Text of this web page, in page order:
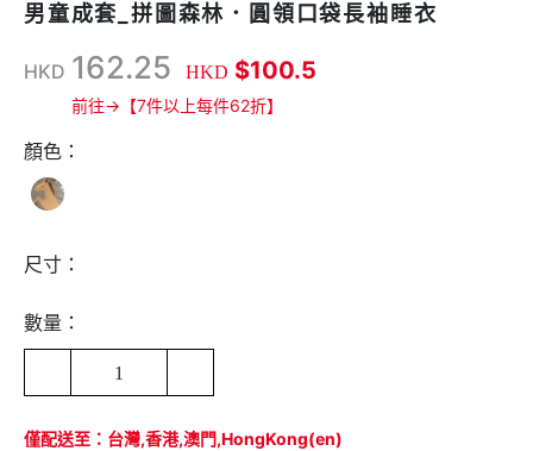
男童成套_拼圖森林．圓領口袋長袖睡衣
HKD 162.25 HKD $100.5
前往→【7件以上每件62折】
顏色：
尺寸：
數量：
1
僅配送至：台灣,香港,澳門,HongKong(en)